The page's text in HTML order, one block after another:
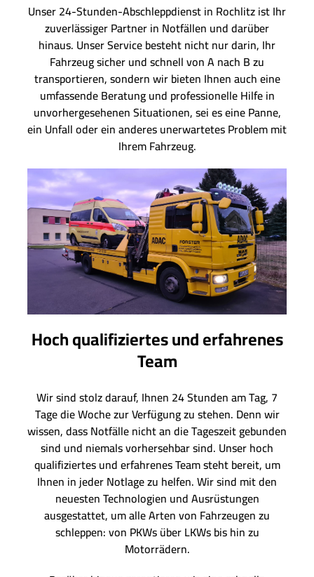
Unser 24-Stunden-Abschleppdienst in Rochlitz ist Ihr
zuverlässiger Partner in Notfällen und darüber
hinaus. Unser Service besteht nicht nur darin, Ihr
Fahrzeug sicher und schnell von A nach B zu
transportieren, sondern wir bieten Ihnen auch eine
umfassende Beratung und professionelle Hilfe in
unvorhergesehenen Situationen, sei es eine Panne,
ein Unfall oder ein anderes unerwartetes Problem mit
Ihrem Fahrzeug.
Hoch qualifiziertes und erfahrenes
Team
Wir sind stolz darauf, Ihnen 24 Stunden am Tag, 7
Tage die Woche zur Verfügung zu stehen. Denn wir
wissen, dass Notfälle nicht an die Tageszeit gebunden
sind und niemals vorhersehbar sind. Unser hoch
qualifiziertes und erfahrenes Team steht bereit, um
Ihnen in jeder Notlage zu helfen. Wir sind mit den
neuesten Technologien und Ausrüstungen
ausgestattet, um alle Arten von Fahrzeugen zu
schleppen: von PKWs über LKWs bis hin zu
Motorrädern.